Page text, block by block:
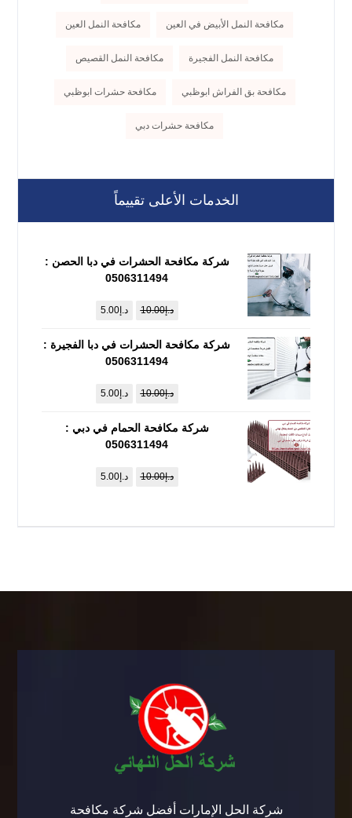
مكافحة النمل الأبيض في العين مكافحة النمل العين
مكافحة النمل الفجيرة مكافحة النمل القصيص
مكافحة بق الفراش ابوظبي مكافحة حشرات ابوظبي
مكافحة حشرات دبي
الخدمات الأعلى تقييماً
شركة مكافحة الحشرات في دبا الحصن :
0506311494
د.إ10.00 د.إ5.00
شركة مكافحة الحشرات في دبا الفجيرة :
0506311494
د.إ10.00 د.إ5.00
شركة مكافحة الحمام في دبي :
0506311494
د.إ10.00 د.إ5.00
شركة الحل الإمارات أفضل شركة مكافحة